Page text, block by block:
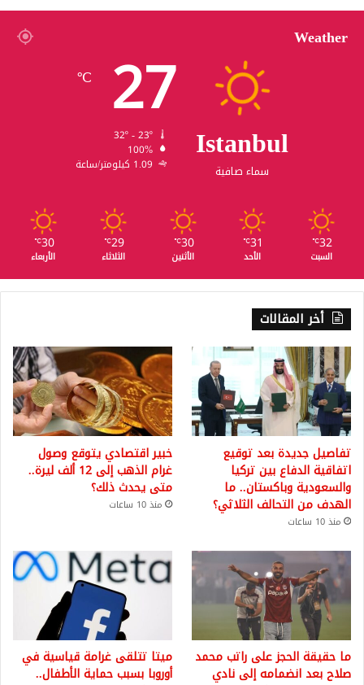
Weather
Istanbul
سماء صافية
27
℃
100%
1.09 كيلومتر/ساعة
32
℃
السبت
31
℃
الأحد
30
℃
الأثنين
29
℃
الثلاثاء
30
℃
الأربعاء
أخر المقالات
تفاصيل جديدة بعد توقيع
اتفاقية الدفاع بين تركيا
والسعودية وباكستان.. ما
الهدف من التحالف الثلاثي؟
منذ 10 ساعات
خبير اقتصادي يتوقع وصول
غرام الذهب إلى 12 ألف ليرة..
متى يحدث ذلك؟
منذ 10 ساعات
ما حقيقة الحجز على راتب محمد
صلاح بعد انضمامه إلى نادي
ميتا تتلقى غرامة قياسية في
أوروبا بسبب حماية الأطفال..